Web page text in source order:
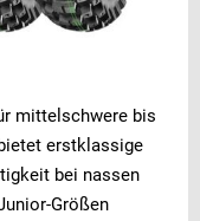
mittelschwere bis
erstklassige
bei nassen
Größen